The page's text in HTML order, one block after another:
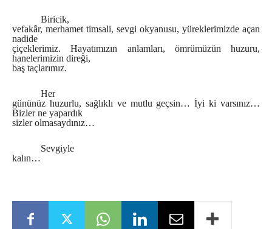
Biricik,
vefakâr, merhamet timsali, sevgi okyanusu, yüreklerimizde açan
nadide
çiçeklerimiz. Hayatımızın anlamları, ömrümüzün huzuru,
hanelerimizin direği,
baş taçlarımız.
Her
gününüz huzurlu, sağlıklı ve mutlu geçsin… İyi ki varsınız…
Bizler ne yapardık
sizler olmasaydınız…
Sevgiyle
kalın…